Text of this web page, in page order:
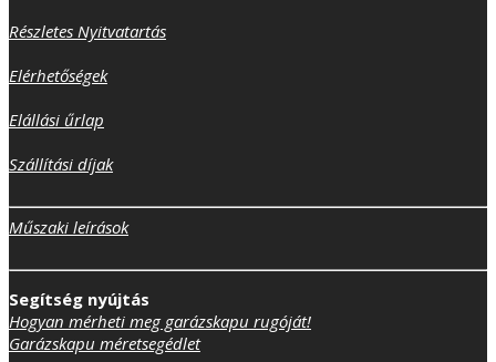
Részletes Nyitvatartás
Elérhetőségek
Elállási űrlap
Szállítási díjak
Műszaki leírások
Segítség nyújtás
Hogyan mérheti meg garázskapu rugóját!
Garázskapu méretsegédlet